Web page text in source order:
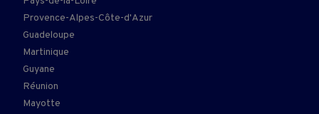
Provence-Alpes-Côte-d'Azur
Guadeloupe
Martinique
Guyane
Réunion
Mayotte